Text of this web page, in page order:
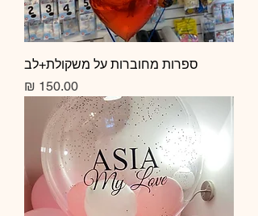
ספרות מחוברות על משקולת+לב
מחיר